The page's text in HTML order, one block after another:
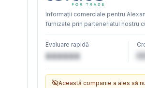
Informații comerciale pentru
furnizate prin parteneriatul nostru
Evaluare rapidă
XXXXXX
Această companie a ales să